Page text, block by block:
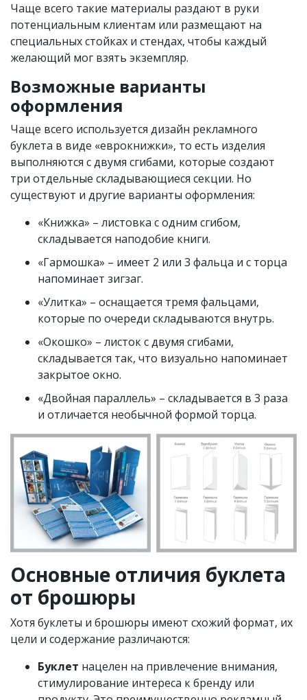
Чаще всего такие материалы раздают в руки
потенциальным клиентам или размещают на
специальных стойках и стендах, чтобы каждый
желающий мог взять экземпляр.
Возможные варианты
оформления
Чаще всего используется дизайн рекламного
буклета в виде «еврокнижки», то есть изделия
выполняются с двумя сгибами, которые создают
три отдельные складывающиеся секции. Но
существуют и другие варианты оформления:
«Книжка» – листовка с одним сгибом,
складывается наподобие книги.
«Гармошка» – имеет 2 или 3 фальца и с торца
напоминает зигзаг.
«Улитка» – оснащается тремя фальцами,
которые по очереди складываются внутрь.
«Окошко» – листок с двумя сгибами,
складывается так, что визуально напоминает
закрытое окно.
«Двойная параллель» – складывается в 3 раза
и отличается необычной формой торца.
Основные отличия буклета
от брошюры
Хотя буклеты и брошюры имеют схожий формат, их
цели и содержание различаются:
Буклет нацелен на привлечение внимания,
стимулирование интереса к бренду или